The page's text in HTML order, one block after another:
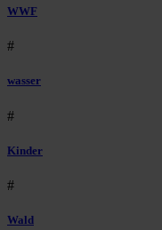
WWF
#
wasser
#
Kinder
#
Wald